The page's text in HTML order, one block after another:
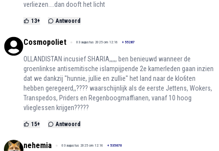
verliezen....dan dooft het licht
13+ Antwoord
Cosmopoliet 03 augustus 2025 om 12:16 + 55287
OLLANDISTAN incusief SHARIA,,,,, ben benieuwd wanneer de
groenlinkse antisemitische islampijpende 2e kamerleden gaan inzien
dat we dankzij "hunnie, jullie en zullie" het land naar de klo6ten
hebben geregeerd,,???? waarschijnlijk als de eerste Jettens, Wokers,
Transpedos, Priders en Regenboogmaffianen, vanaf 10 hoog
vlieglessen krijgen?????
15+ Antwoord
nehemia 03 augustus 2025 om 12:16 + 535670